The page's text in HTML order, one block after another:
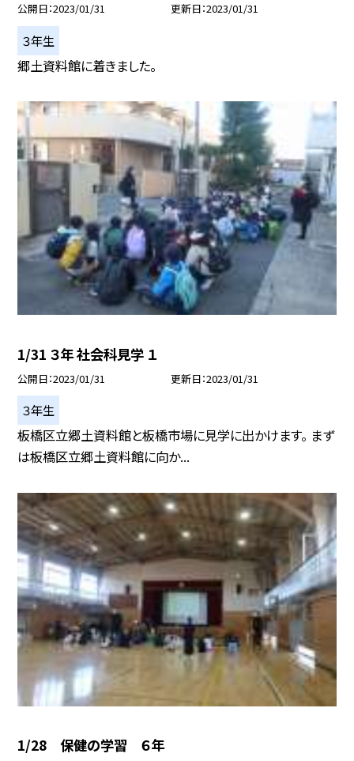
公開日 2023/01/31 更新日 2023/01/31
３年生
郷土資料館に着きました。
1/31 ３年 社会科見学 １
公開日 2023/01/31 更新日 2023/01/31
３年生
板橋区立郷土資料館と板橋市場に見学に出かけます。 まず
は板橋区立郷土資料館に向か...
1/28 保健の学習 ６年